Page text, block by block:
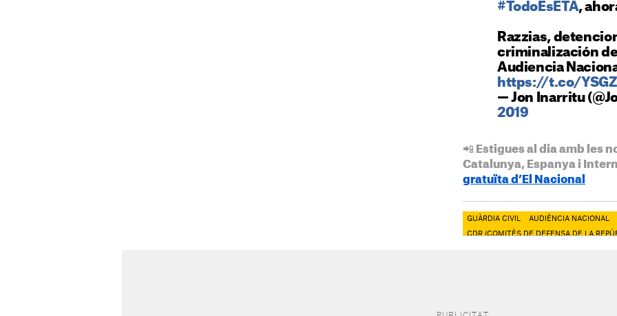
#TodoEsETA,
Razzias,
criminalización
Audiencia
https://t.co/
— Jon Inarritu
2019
📲 Estigues al dia amb les
Catalunya, Espanya i
gratuïta d’El Nacional
GUÀRDIA CIVIL AUDIÈNCIA NACIONAL
CDR (COMITÈS DE DEFENSA DE LA